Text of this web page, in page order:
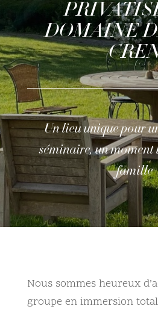
DOMAINE
Un lieu unique pour
séminaire, un
famille
Nous sommes heureux
groupe en immersion